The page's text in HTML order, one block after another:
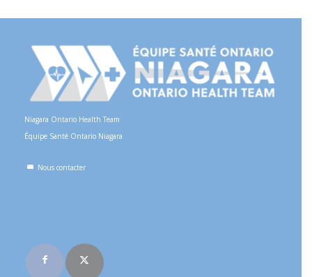
Niagara Ontario Health Team
Équipe Santé Ontario Niagara
Nous contacter